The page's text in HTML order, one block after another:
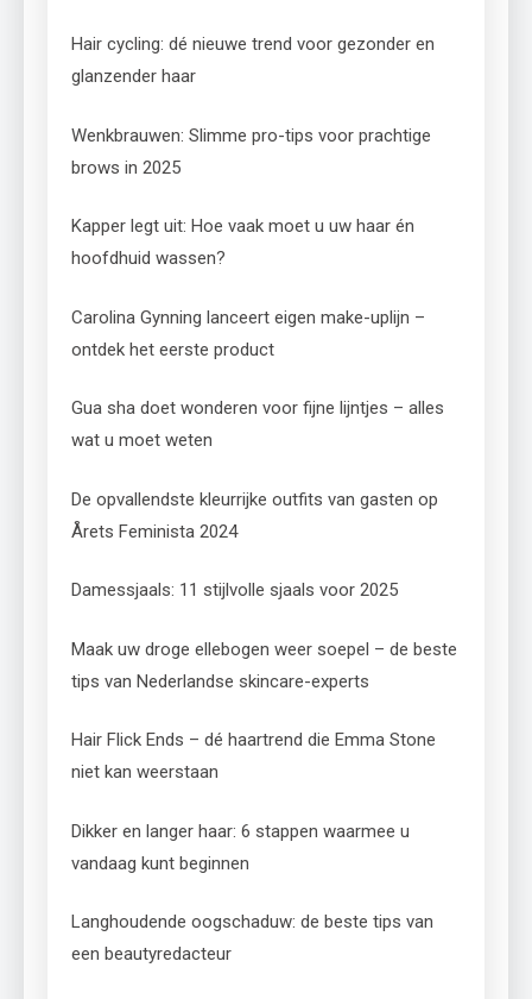
Hair cycling: dé nieuwe trend voor gezonder en
glanzender haar
Wenkbrauwen: Slimme pro-tips voor prachtige
brows in 2025
Kapper legt uit: Hoe vaak moet u uw haar én
hoofdhuid wassen?
Carolina Gynning lanceert eigen make-uplijn –
ontdek het eerste product
Gua sha doet wonderen voor fijne lijntjes – alles
wat u moet weten
De opvallendste kleurrijke outfits van gasten op
Årets Feminista 2024
Damessjaals: 11 stijlvolle sjaals voor 2025
Maak uw droge ellebogen weer soepel – de beste
tips van Nederlandse skincare-experts
Hair Flick Ends – dé haartrend die Emma Stone
niet kan weerstaan
Dikker en langer haar: 6 stappen waarmee u
vandaag kunt beginnen
Langhoudende oogschaduw: de beste tips van
een beautyredacteur